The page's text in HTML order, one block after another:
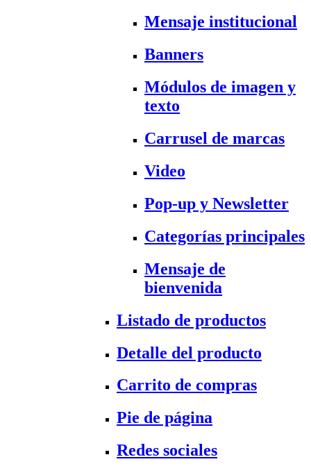
Mensaje institucional
Banners
Módulos de imagen y
texto
Carrusel de marcas
Video
Pop-up y Newsletter
Categorías principales
Mensaje de
bienvenida
Listado de productos
Detalle del producto
Carrito de compras
Pie de página
Redes sociales